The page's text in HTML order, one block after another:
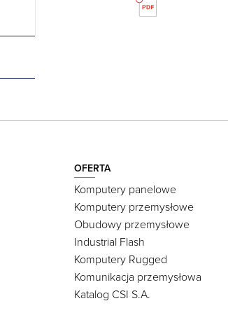
OFERTA
Komputery panelowe
Komputery przemysłowe
Obudowy przemysłowe
Industrial Flash
Komputery Rugged
Komunikacja przemysłowa
Katalog CSI S.A.